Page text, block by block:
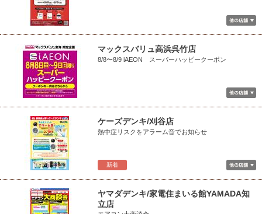
マックスバリュ高浜呉竹店
8/8〜8/9 iAEON スーパーハッピークーポン
新着
ケーズデンキ/刈谷店
熱中症リスクをアラーム音でお知らせ
ヤマダデンキ/家電住まいる館YAMADA知
立店